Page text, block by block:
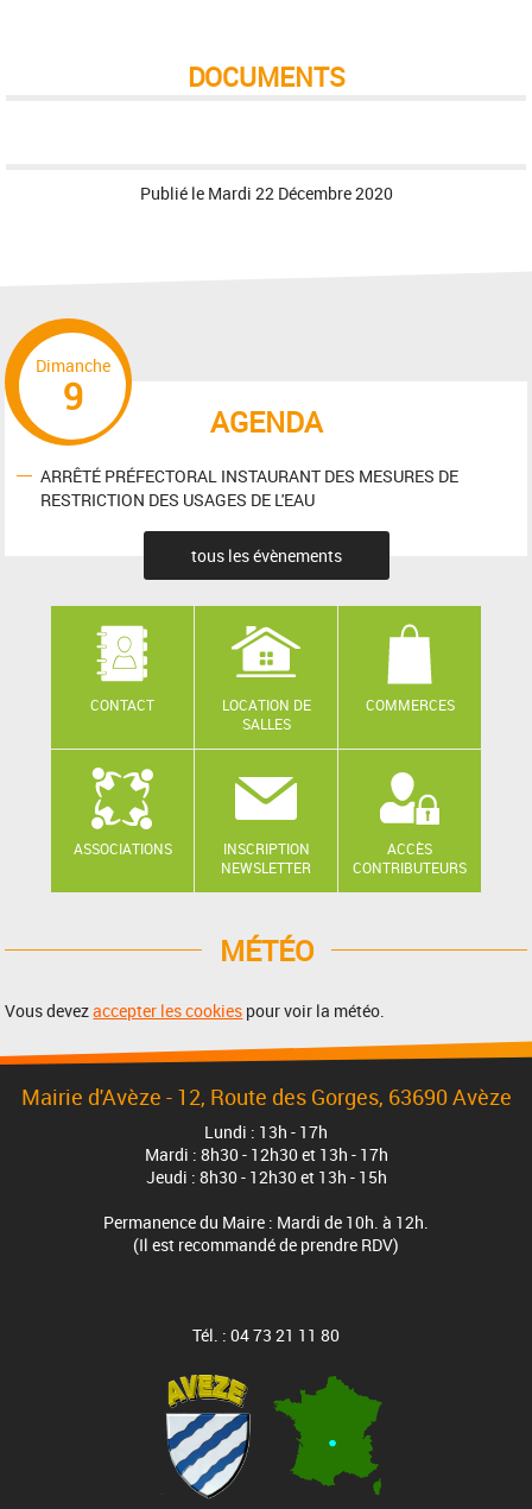
DOCUMENTS
Publié le Mardi 22 Décembre 2020
AGENDA
Dimanche
9
ARRÊTÉ PRÉFECTORAL INSTAURANT DES MESURES DE
RESTRICTION DES USAGES DE L'EAU
tous les évènements
CONTACT
LOCATION DE
SALLES
COMMERCES
ASSOCIATIONS
INSCRIPTION
NEWSLETTER
ACCÈS
CONTRIBUTEURS
MÉTÉO
Vous devezaccepter les cookies pour voir la météo.
Mairie d'Avèze - 12, Route des Gorges, 63690 Avèze
Lundi : 13h - 17h
Mardi : 8h30 - 12h30 et 13h - 17h
Jeudi : 8h30 - 12h30 et 13h - 15h
Permanence du Maire : Mardi de 10h. à 12h.
(Il est recommandé de prendre RDV)
Tél. : 04 73 21 11 80